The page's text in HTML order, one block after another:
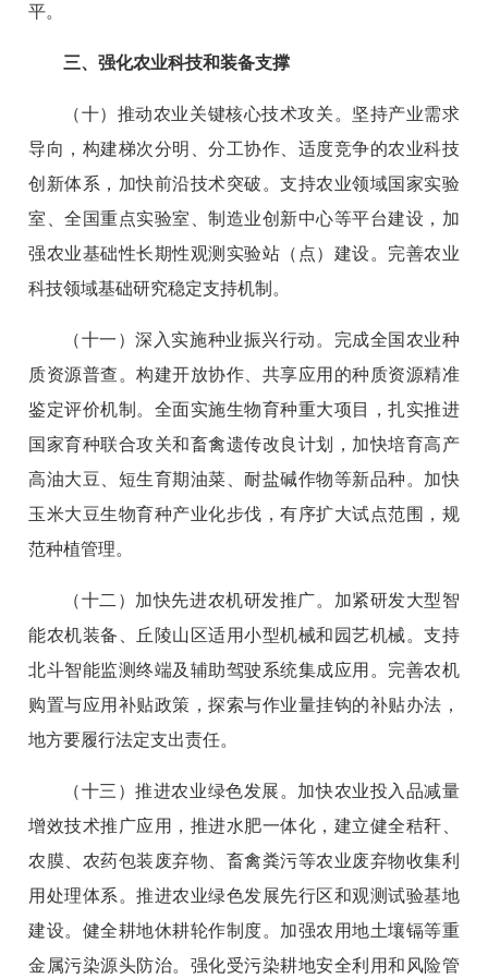
平。
三、强化农业科技和装备支撑
（十）推动农业关键核心技术攻关。坚持产业需求
导向，构建梯次分明、分工协作、适度竞争的农业科技
创新体系，加快前沿技术突破。支持农业领域国家实验
室、全国重点实验室、制造业创新中心等平台建设，加
强农业基础性长期性观测实验站（点）建设。完善农业
科技领域基础研究稳定支持机制。
（十一）深入实施种业振兴行动。完成全国农业种
质资源普查。构建开放协作、共享应用的种质资源精准
鉴定评价机制。全面实施生物育种重大项目，扎实推进
国家育种联合攻关和畜禽遗传改良计划，加快培育高产
高油大豆、短生育期油菜、耐盐碱作物等新品种。加快
玉米大豆生物育种产业化步伐，有序扩大试点范围，规
范种植管理。
（十二）加快先进农机研发推广。加紧研发大型智
能农机装备、丘陵山区适用小型机械和园艺机械。支持
北斗智能监测终端及辅助驾驶系统集成应用。完善农机
购置与应用补贴政策，探索与作业量挂钩的补贴办法，
地方要履行法定支出责任。
（十三）推进农业绿色发展。加快农业投入品减量
增效技术推广应用，推进水肥一体化，建立健全秸秆、
农膜、农药包装废弃物、畜禽粪污等农业废弃物收集利
用处理体系。推进农业绿色发展先行区和观测试验基地
建设。健全耕地休耕轮作制度。加强农用地土壤镉等重
金属污染源头防治。强化受污染耕地安全利用和风险管